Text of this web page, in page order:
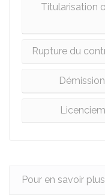
Titularisation
Rupture du
Pour en savoir plus